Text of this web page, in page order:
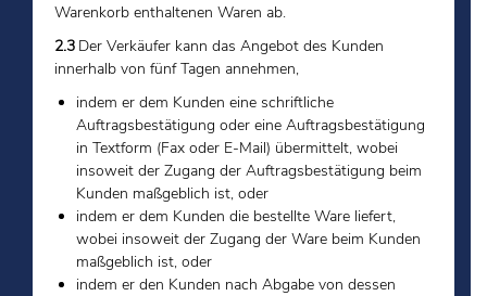
Warenkorb enthaltenen Waren ab.
2.3 Der Verkäufer kann das Angebot des Kunden
innerhalb von fünf Tagen annehmen,
indem er dem Kunden eine schriftliche
Auftragsbestätigung oder eine Auftragsbestätigung
in Textform (Fax oder E-Mail) übermittelt, wobei
insoweit der Zugang der Auftragsbestätigung beim
Kunden maßgeblich ist, oder
indem er dem Kunden die bestellte Ware liefert,
wobei insoweit der Zugang der Ware beim Kunden
maßgeblich ist, oder
indem er den Kunden nach Abgabe von dessen